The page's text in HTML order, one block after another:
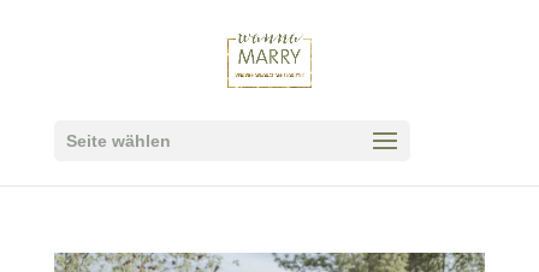
Seite wählen